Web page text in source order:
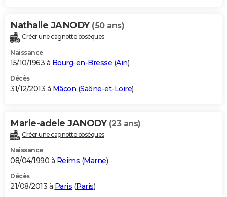
Nathalie JANODY (50 ans)
Créer une cagnotte obsèques
Naissance
15/10/1963 à Bourg-en-Bresse (Ain)
Décès
31/12/2013 à Mâcon (Saône-et-Loire)
Marie-adele JANODY (23 ans)
Créer une cagnotte obsèques
Naissance
08/04/1990 à Reims (Marne)
Décès
21/08/2013 à Paris (Paris)